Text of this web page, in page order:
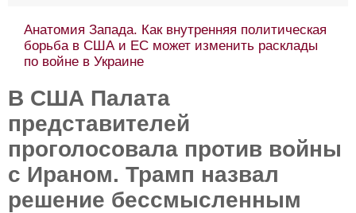
Анатомия Запада. Как внутренняя политическая
борьба в США и ЕС может изменить расклады
по войне в Украине
В США Палата
представителей
проголосовала против войны
с Ираном. Трамп назвал
решение бессмысленным